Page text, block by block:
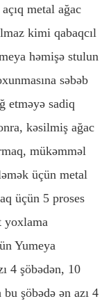
metal ağac
kimi qabaqcıl
həmişə stulun
səbəb
etməyə sadiq
kəsilmiş ağac
mükəmməl
üçün metal
üçün 5 proses
yoxlama
Yumeya
4 şöbədən, 10
şöbədə ən azı 4